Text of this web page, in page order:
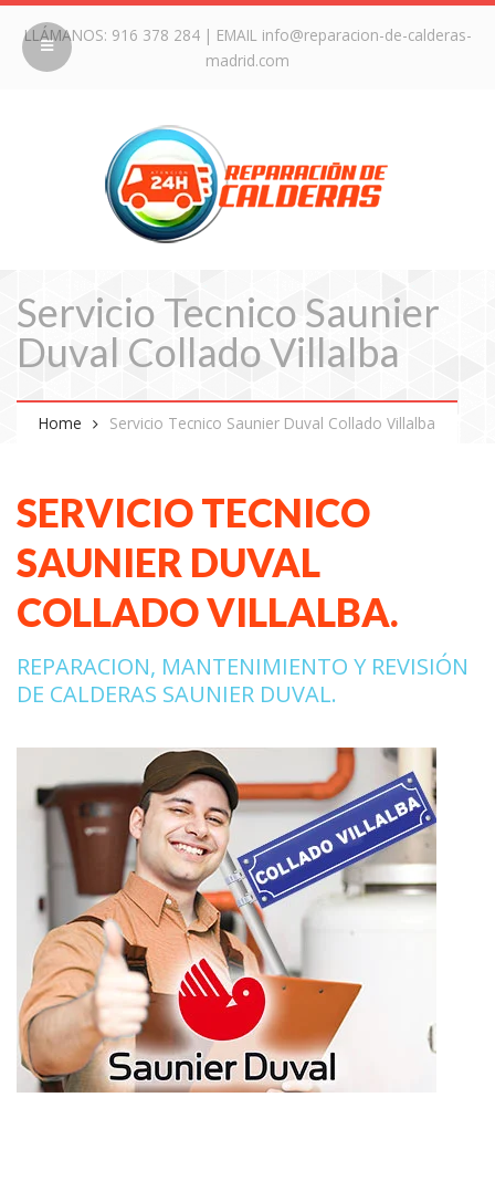
LLÁMANOS: 916 378 284| EMAIL info@reparacion-de-calderas-
madrid.com
Servicio Tecnico Saunier
Duval Collado Villalba
Home Servicio Tecnico Saunier Duval Collado Villalba
SERVICIO TECNICO
SAUNIER DUVAL
COLLADO VILLALBA.
REPARACION, MANTENIMIENTO Y REVISIÓN
DE CALDERAS SAUNIER DUVAL.